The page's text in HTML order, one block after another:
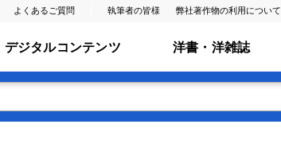
よくあるご質問 執筆者の皆様 弊社著作物の利用について
デジタルコンテンツ 洋書・洋雑誌